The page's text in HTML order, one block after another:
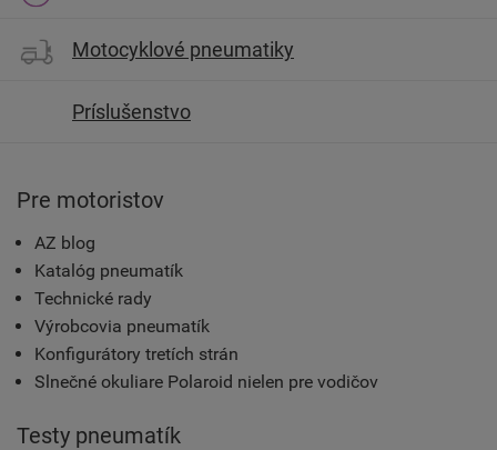
Motocyklové pneumatiky
Príslušenstvo
Pre motoristov
AZ blog
Katalóg pneumatík
Technické rady
Výrobcovia pneumatík
Konfigurátory tretích strán
Slnečné okuliare Polaroid nielen pre vodičov
Testy pneumatík